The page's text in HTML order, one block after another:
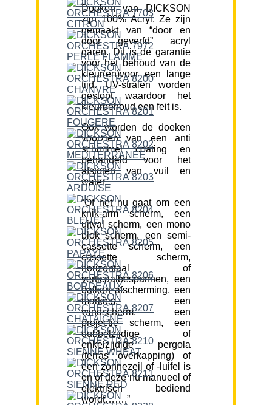
Doeken van DICKSON
zijn 100% Acryl. Ze zijn
gemaakt van “door en
door geverfd” acryl
garen. Dit is de garantie
voor het behoud van de
kleur(en)voor een lange
tijd. UV-stralen worden
gestopt waardoor het
kleurbehoud een feit is.
Ook worden de doeken
voorzien van een anti
schimmel coating en
behandeld voor het
afstoten van vuil en
water.
“Of het nu gaat om een
knik-arm scherm, een
uitval scherm, een mono
blok scherm, een semi-
cassette scherm, een
cassette scherm,
horizontaal of
verticaalbespannen, een
balkon afscherming, een
markies, een
windscherm, een
projectie scherm, een
dubbelzijdige of
enkelzijdige pergola
(terras overkapping) of
een zonnezeil of -luifel is
en of deze nu manueel of
elektrisch bediend
wordt…….”